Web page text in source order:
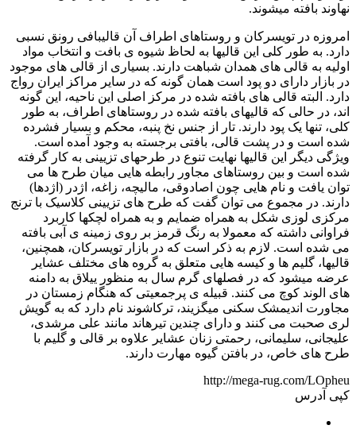
نهاوند بافته میشوند.
امروزه در تویسرکان و روستاهای اطراف آن قالیبافی رونق نسبی
دارد. به طور کلی این قالیها به لحاظ شیوه ی بافت و انتخاب مواد
اولیه به قالی های همدان شباهت دارند. بسیاری از قالی های موجود
در بازار دارای دو پود است همان گونه که در سایر مراکز ایران رواج
دارد. البته قالی های بافته شده در مرکز اصلی این ناحیه، این گونه
اند، در حالی که قالیهای بافته شده در روستاهای اطراف، به طور
کلی، تنها یک پود دارند. تار از جنس نخ پنبه، محکم و بسیار فشرده
شده است و در پشت قالی، بافتی برجسته به وجود آمده است.
ویژگی دیگر این قالیها نهایت تنوع در طرحهای تزیینی به کار گرفته
شده است و بین روستاهای مجاور رابطه هایی میان طرح ها می
توان یافت و نام هایی چون اصادوقی، مالیچه، زاغه، اژدر ( اژدها)
دارند. در مجموع می توان گفت که طرح های تزیینی کلاسیک با ترنج
مرکزی لوزی شکل به همراه ضمایم و به همراه لچکها کاربرد
فراوانی داشته که معمولا به رنگ قرمز بر روی زمینه ی آبی بافته
می شده است. لازم به ذکر است که در بازار تویسرکان، همچنین،
قالیها، گلیم ها و کیسه هایی متعلق به گروه های مختلف عشایر
عرضه میشود که در فصلهای گرم سال به منظور ییلاق به دامنه
های الوند کوچ می کنند. قبیله ی پرجمعیتی که هنگام زمستان در
مجاورت اندیمشک سکنی میگزیند، ترکاشوند نام دارد که به گویش
لری صحبت می کنند و دارای چندین تیرهاند مانند علی مرشدی،
علیجانی، سلیمانی، رحمتی زنان عشایر علاوه بر قالی و گلیم با
طرح های خاص، در بافتن گیوه مهارت دارند.
http://mega-rug.com/LOpheu
کپی آدرس